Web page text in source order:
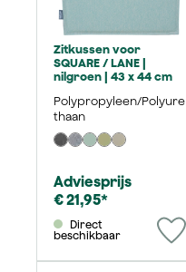
Zitkussen voor
SQUARE / LANE |
nilgroen | 43 x 44 cm
Polypropyleen/Polyure
thaan
Adviesprijs
€ 21,95*
beschikbaar